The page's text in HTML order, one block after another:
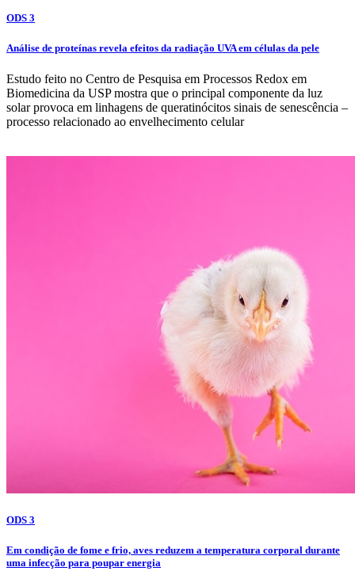
ODS 3
Análise de proteínas revela efeitos da radiação UVA em células da pele
Estudo feito no Centro de Pesquisa em Processos Redox em
Biomedicina da USP mostra que o principal componente da luz
solar provoca em linhagens de queratinócitos sinais de senescência –
processo relacionado ao envelhecimento celular
ODS 3
Em condição de fome e frio, aves reduzem a temperatura corporal durante
uma infecção para poupar energia